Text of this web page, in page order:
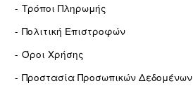
Τρόποι Πληρωμής
Πολιτική Επιστροφών
Όροι Χρήσης
Προστασία Προσωπικών Δεδομένων